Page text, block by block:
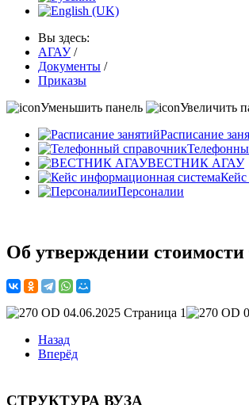
Вы здесь:
АГАУ /
Документы /
Приказы
Уменьшить панель
Увеличить
Расписание
ВЕСТНИК АГАУ
Кейс
Персоналии
Об утверждении стоимости
Назад
Вперёд
СТРУКТУРА ВУЗА